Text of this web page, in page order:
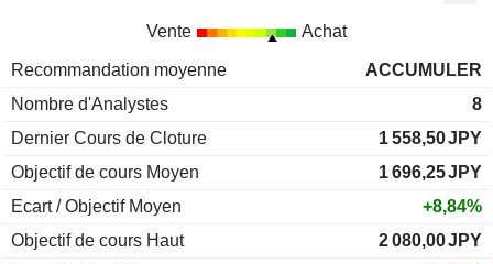
Vente Achat
Recommandation moyenne
ACCUMULER
Nombre d'Analystes
8
Dernier Cours de Cloture
1 558,50JPY
Objectif de cours Moyen
1 696,25JPY
Ecart / Objectif Moyen
+8,84%
Objectif de cours Haut
2 080,00JPY